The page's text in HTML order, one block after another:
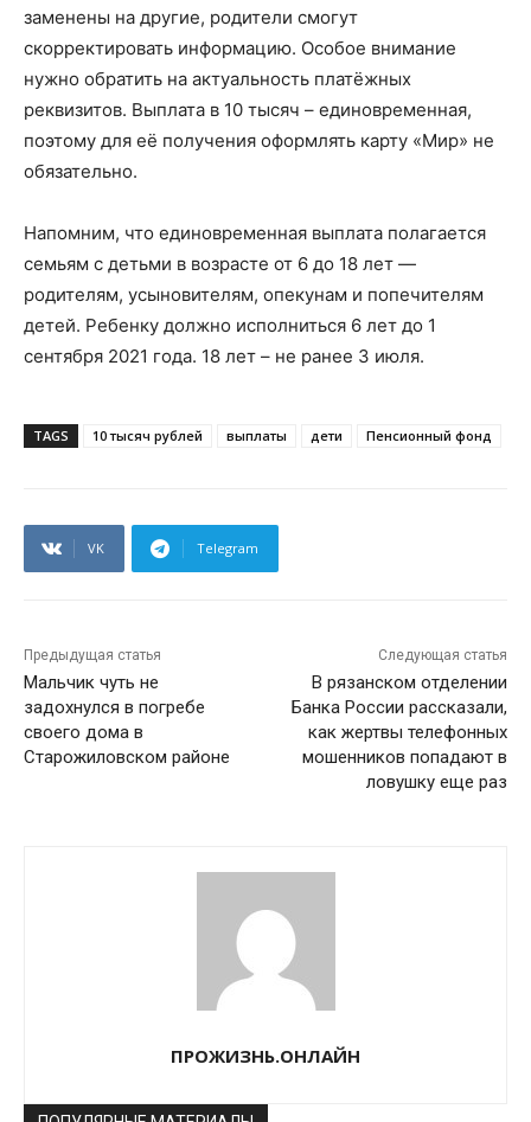
заменены на другие, родители смогут
скорректировать информацию. Особое внимание
нужно обратить на актуальность платёжных
реквизитов. Выплата в 10 тысяч – единовременная,
поэтому для её получения оформлять карту «Мир» не
обязательно.
Напомним, что единовременная выплата полагается
семьям с детьми в возрасте от 6 до 18 лет —
родителям, усыновителям, опекунам и попечителям
детей. Ребенку должно исполниться 6 лет до 1
сентября 2021 года. 18 лет – не ранее 3 июля.
TAGS 10 тысяч рублей выплаты дети Пенсионный фонд
VK Telegram
Предыдущая статья
Мальчик чуть не
задохнулся в погребе
своего дома в
Старожиловском районе
Следующая статья
В рязанском отделении
Банка России рассказали,
как жертвы телефонных
мошенников попадают в
ловушку еще раз
ПРОЖИЗНЬ.ОНЛАЙН